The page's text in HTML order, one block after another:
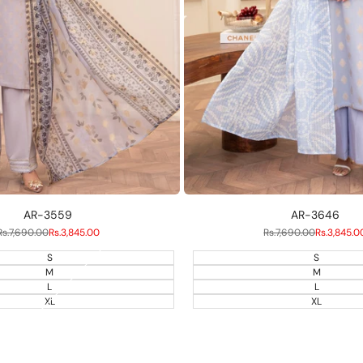
AR-3559
Verkaufspreis
Rs.3,845.00
S
M
L
XL
AR-3646
Normalpreis
Rs.7,690.00
S
M
L
XL